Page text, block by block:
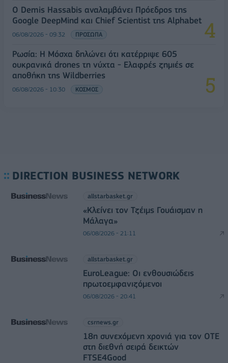
Ο Demis Hassabis αναλαμβάνει Πρόεδρος της
Google DeepMind και Chief Scientist της Alphabet
06/08/2026 - 09:32 ΠΡΟΣΩΠΑ
Ρωσία: Η Μόσχα δηλώνει ότι κατέρριψε 605
ουκρανικά drones τη νύχτα - Ελαφρές ζημιές σε
αποθήκη της Wildberries
06/08/2026 - 10:30 ΚΟΣΜΟΣ
DIRECTION BUSINESS NETWORK
allstarbasket.gr
«Κλείνει τον Τζέιμς Γουάισμαν η
Μάλαγα»
06/08/2026 - 21:11
allstarbasket.gr
EuroLeague: Οι ενθουσιώδεις
πρωτοεμφανιζόμενοι
06/08/2026 - 20:41
csrnews.gr
18η συνεχόμενη χρονιά για τον ΟΤΕ
στη διεθνή σειρά δεικτών
FTSE4Good